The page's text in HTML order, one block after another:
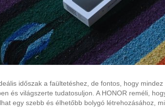
időszak a faültetéshez, de fontos, hogy
és világszerte tudatosuljon. A HONOR reméli,
egy szebb és élhetőbb bolygó létrehozásához,